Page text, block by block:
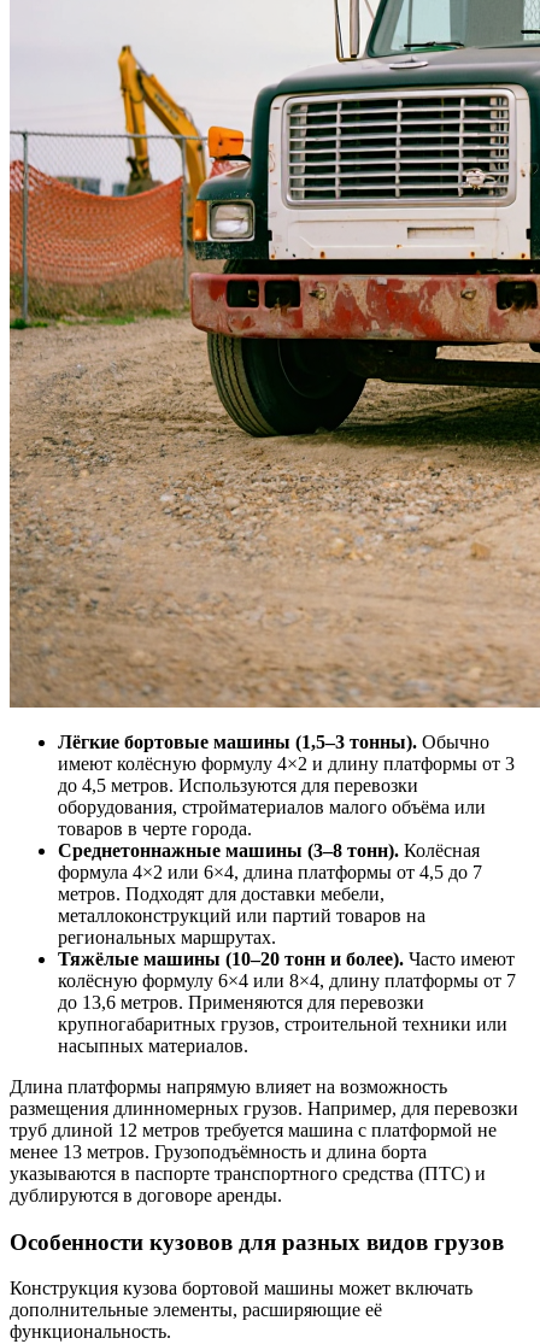
Лёгкие бортовые машины (1,5–3 тонны). Обычно
имеют колёсную формулу 4×2 и длину платформы от 3
до 4,5 метров. Используются для перевозки
оборудования, стройматериалов малого объёма или
товаров в черте города.
Среднетоннажные машины (3–8 тонн). Колёсная
формула 4×2 или 6×4, длина платформы от 4,5 до 7
метров. Подходят для доставки мебели,
металлоконструкций или партий товаров на
региональных маршрутах.
Тяжёлые машины (10–20 тонн и более). Часто имеют
колёсную формулу 6×4 или 8×4, длину платформы от 7
до 13,6 метров. Применяются для перевозки
крупногабаритных грузов, строительной техники или
насыпных материалов.
Длина платформы напрямую влияет на возможность
размещения длинномерных грузов. Например, для перевозки
труб длиной 12 метров требуется машина с платформой не
менее 13 метров. Грузоподъёмность и длина борта
указываются в паспорте транспортного средства (ПТС) и
дублируются в договоре аренды.
Особенности кузовов для разных видов грузов
Конструкция кузова бортовой машины может включать
дополнительные элементы, расширяющие её
функциональность.